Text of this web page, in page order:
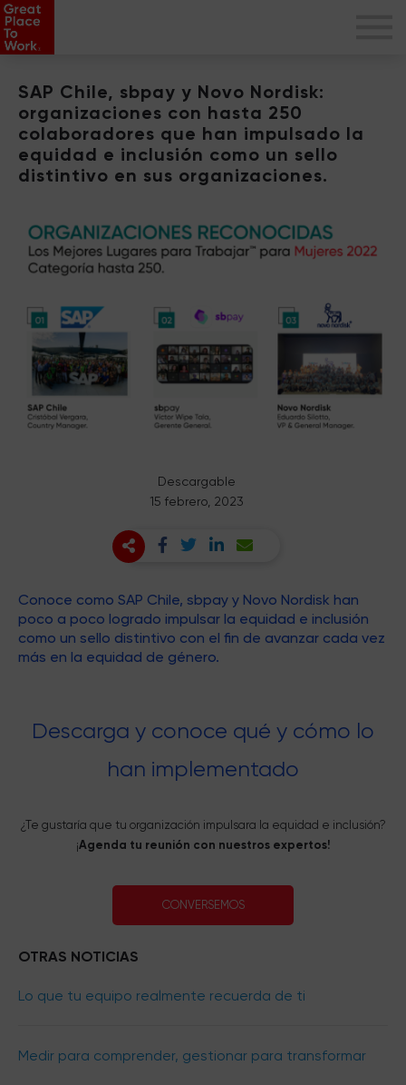
SAP Chile, sbpay y Novo Nordisk:
organizaciones con hasta 250
colaboradores que han impulsado la
equidad e inclusión como un sello
distintivo en sus organizaciones.
Descargable
15 febrero, 2023
Conoce como SAP Chile, sbpay y Novo Nordisk han
poco a poco logrado impulsar la equidad e inclusión
como un sello distintivo con el fin de avanzar cada vez
más en la equidad de género.
Descarga y conoce qué y cómo lo
han implementado
¿Te gustaría que tu organización impulsara la equidad e inclusión?
¡Agenda tu reunión con nuestros expertos!
CONVERSEMOS
OTRAS NOTICIAS
Lo que tu equipo realmente recuerda de ti
Medir para comprender, gestionar para transformar